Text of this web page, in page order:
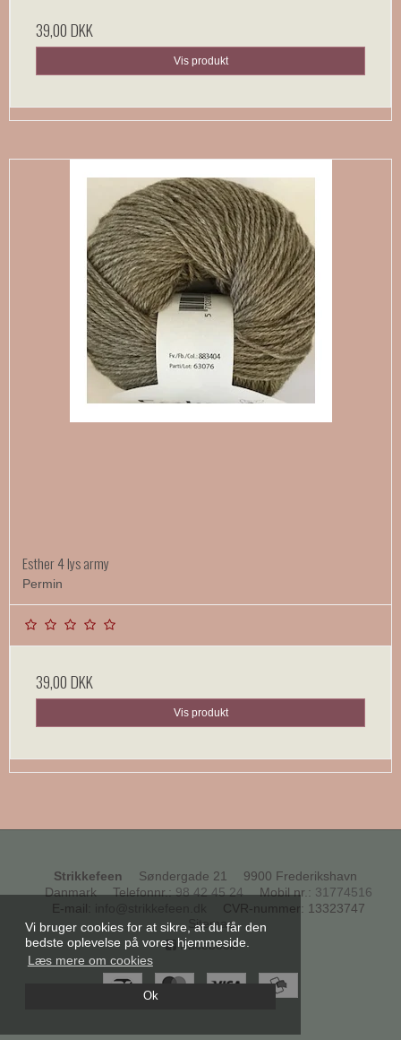
Vi bruger cookies for at sikre, at du får den
bedste oplevelse på vores hjemmeside.
Læs mere om cookies
Ok
39,00 DKK
Vis produkt
Esther 4 lys army
Permin
39,00 DKK
Vis produkt
Strikkefeen Søndergade 21
9900 Frederikshavn
Danmark
Telefonnr.: 98 42 45 24 Mobil nr. : 31774516
E-mail
CVR-nummer: 13323747
Sitemap
Facebook